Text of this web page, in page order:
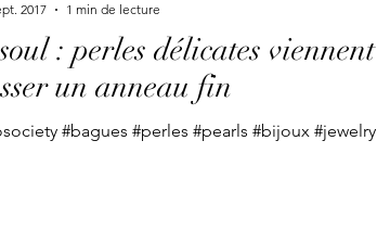
: perles délicates viennent
un anneau fin
#bagues #perles #pearls #bijoux #jewelry
2017
1 min de lecture